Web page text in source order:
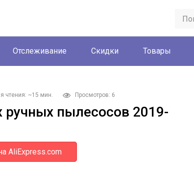
Отслеживание Скидки Товары
чтения: ~15 мин. Просмотров: 6
ручных пылесосов 2019-
AliExpress.com